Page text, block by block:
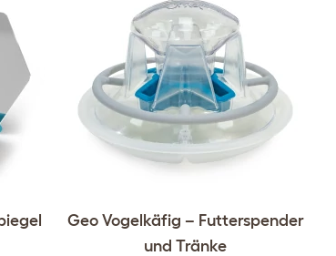
Geo Vogelkäfig – Futterspender
und Tränke